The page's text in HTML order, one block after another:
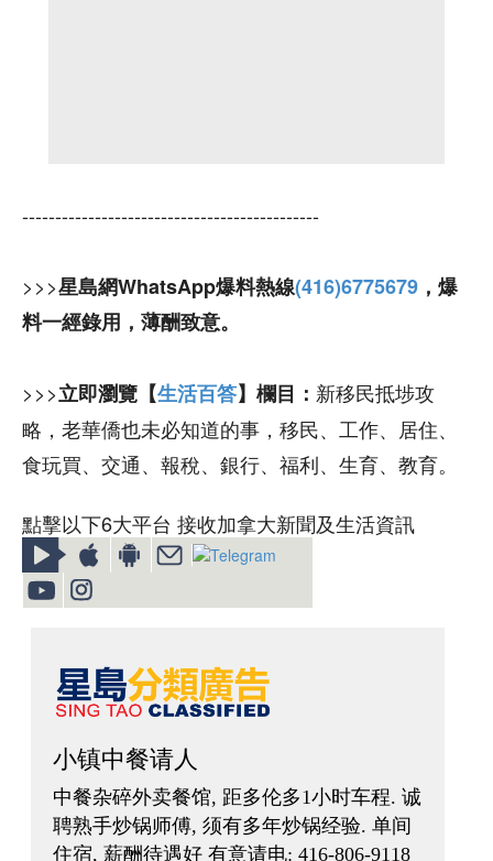
---------------------------------------------
>>>星島網WhatsApp爆料熱線(416)6775679 ，爆
料一經錄用，薄酬致意。
>>>立即瀏覽【生活百答】欄目： 新移民抵埗攻
略，老華僑也未必知道的事，移民、工作、居住、
食玩買、交通、報稅、銀行、福利、生育、教育。
點擊以下6大平台 接收加拿大新聞及生活資訊